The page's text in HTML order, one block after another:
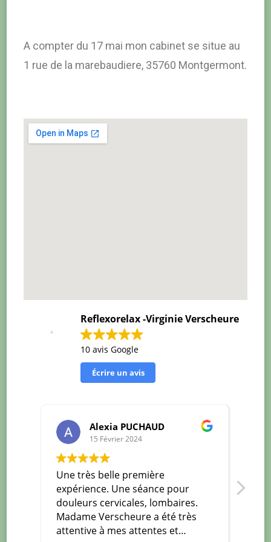
A compter du 17 mai mon cabinet se situe au
1 rue de la marebaudiere, 35760 Montgermont.
Reflexorelax -Virginie Verscheure
10 avis Google
Écrire un avis
Alexia PUCHAUD
15 Février 2024
Une très belle première
expérience. Une séance pour
douleurs cervicales, lombaires.
Madame Verscheure a été très
attentive à mes attentes et